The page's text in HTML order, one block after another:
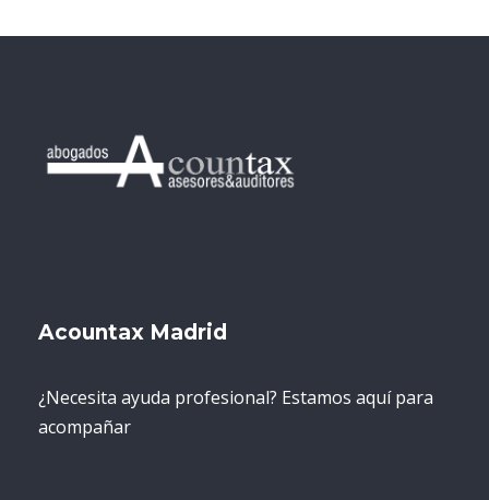
Acountax Madrid
¿Necesita ayuda profesional? Estamos aquí para
acompañar